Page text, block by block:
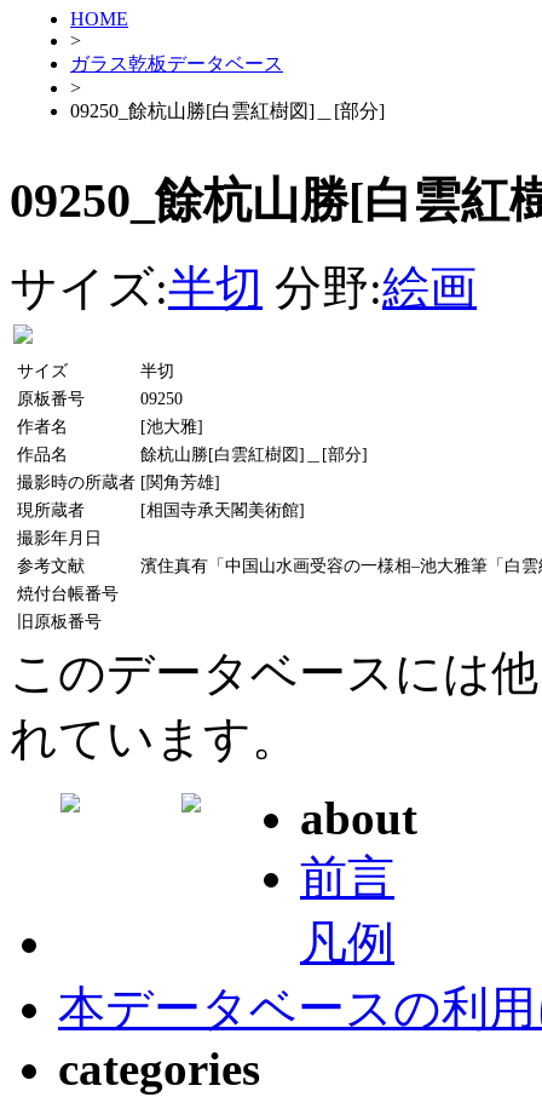
HOME
>
ガラス乾板データベース
>
09250_餘杭山勝[白雲紅樹図]＿[部分]
09250_餘杭山勝[白雲紅
サイズ:半切 分野:絵画
サイズ
半切
原板番号
09250
作者名
[池大雅]
作品名
餘杭山勝[白雲紅樹図]＿[部分]
撮影時の所蔵者 [関角芳雄]
現所蔵者
[相国寺承天閣美術館]
撮影年月日
参考文献
濱住真有「中国山水画受容の一様相–池大雅筆「白
焼付台帳番号
旧原板番号
このデータベースには
れています。
about
前言
凡例
本データベースの利
categories